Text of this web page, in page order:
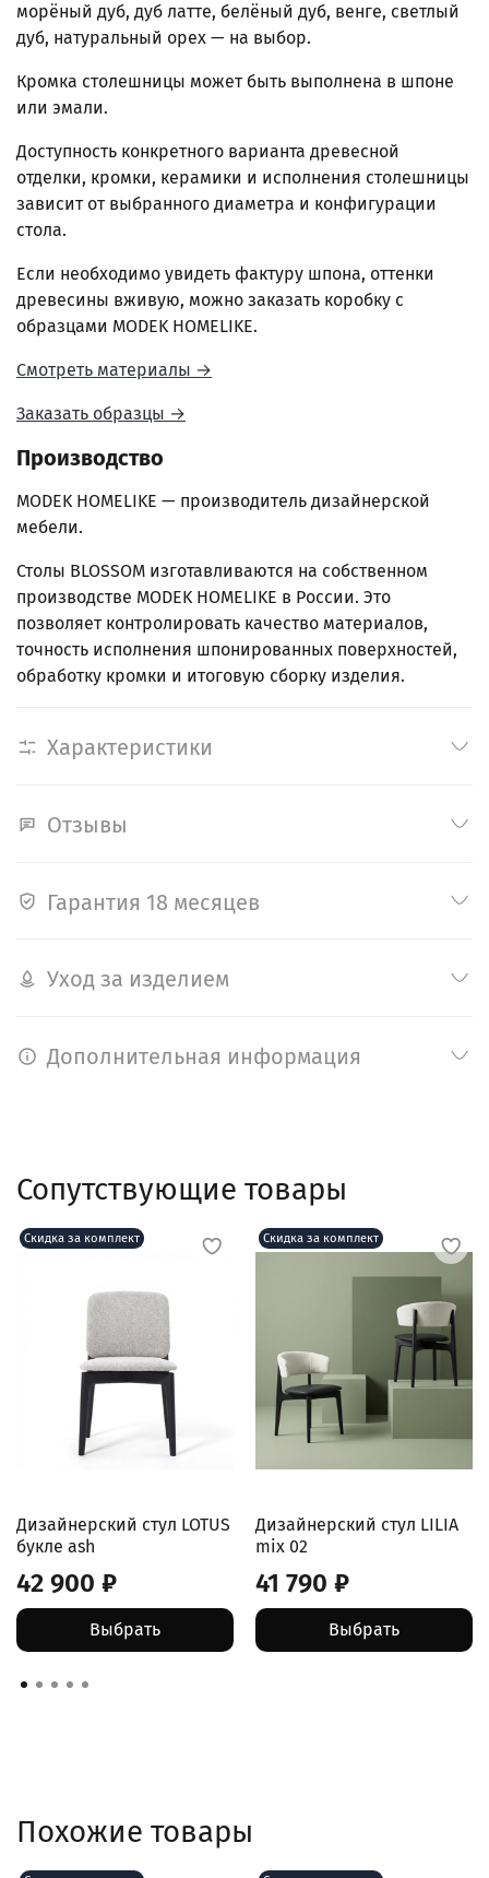
морёный дуб, дуб латте, белёный дуб, венге, светлый
дуб, натуральный орех — на выбор.
Кромка столешницы может быть выполнена в шпоне
или эмали.
Доступность конкретного варианта древесной
отделки, кромки, керамики и исполнения столешницы
зависит от выбранного диаметра и конфигурации
стола.
Если необходимо увидеть фактуру шпона, оттенки
древесины вживую, можно заказать коробку с
образцами MODEK HOMELIKE.
Смотреть материалы →
Заказать образцы →
Производство
MODEK HOMELIKE — производитель дизайнерской
мебели.
Столы BLOSSOM изготавливаются на собственном
производстве MODEK HOMELIKE в России. Это
позволяет контролировать качество материалов,
точность исполнения шпонированных поверхностей,
обработку кромки и итоговую сборку изделия.
Характеристики
Отзывы
Гарантия 18 месяцев
Уход за изделием
Дополнительная информация
Сопутствующие товары
Скидка за комплект
Дизайнерский стул LOTUS
букле ash
42 900 ₽
Выбрать
Скидка за комплект
Дизайнерский стул LILIA
mix 02
41 790 ₽
Выбрать
Похожие товары